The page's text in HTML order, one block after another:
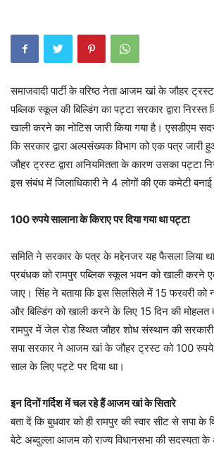
समाजवादी पार्टी के वरिष्ठ नेता आजम खां के जौहर ट्रस्ट
पब्लिक स्कूल की बिल्डिंग का पट्टा सरकार द्वारा
खाली करने का नोटिस जारी किया गया है। एसडीएम
कि सरकार द्वारा अल्पसंख्यक विभाग को एक पत्र
जौहर ट्रस्ट द्वारा अनियमितता के कारण उसका पट्टा
इस संबंध में जिलाधिकारी ने 4 लोगों की एक कमेटी बनाई
100 रुपये सालाना के किराए पर दिया गया था पट्टा
समिति ने सरकार के पत्र के मद्देनजर यह फैसला लिया
प्रबंधक को रामपुर पब्लिक स्कूल भवन को खाली करने
जाए। सिंह ने बताया कि इस सिलसिले में 15 फरवरी को
और बिल्डिंग को खाली करने के लिए 15 दिन की मोहलत
रामपुर में जेल रोड स्थित जौहर शोध संस्थान की सरकारी
सपा सरकार ने आजम खां के जौहर ट्रस्ट को 100 रुपये
साल के लिए पट्टे पर दिया था।
इन दिनों गर्दिश में चल रहे हैं आजम खां के सितारे
बता दें कि बुधवार को ही रामपुर की स्वार सीट से
बेटे अब्दुल्ला आजम को राज्य विधानसभा की सदस्यता के